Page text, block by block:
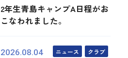
2年生青島キャンプA日程がお
こなわれました。
2026.08.04 ニュース クラブ